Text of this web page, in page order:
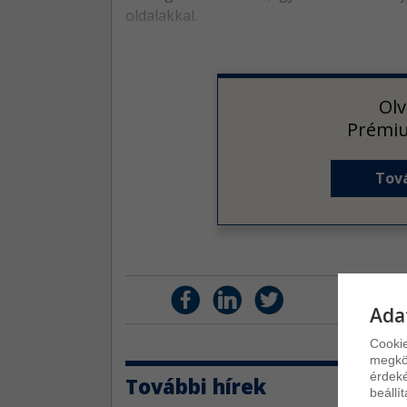
oldalakkal.
További hírek